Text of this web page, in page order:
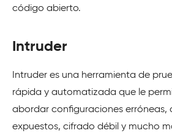
código abierto.
Intruder
Intruder es una herramienta de
rápida y automatizada que le
abordar configuraciones erróneas,
expuestos, cifrado débil y mucho